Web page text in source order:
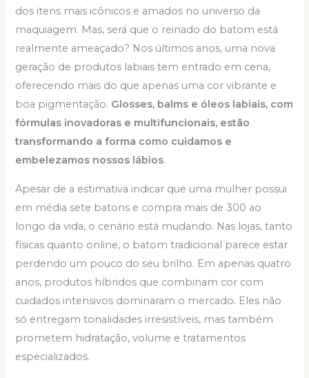
dos itens mais icônicos e amados no universo da
maquiagem. Mas, será que o reinado do batom está
realmente ameaçado? Nos últimos anos, uma nova
geração de produtos labiais tem entrado em cena,
oferecendo mais do que apenas uma cor vibrante e
boa pigmentação. Glosses, balms e óleos labiais, com
fórmulas inovadoras e multifuncionais, estão
transformando a forma como cuidamos e
embelezamos nossos lábios.
Apesar de a estimativa indicar que uma mulher possui
em média sete batons e compra mais de 300 ao
longo da vida, o cenário está mudando. Nas lojas, tanto
físicas quanto online, o batom tradicional parece estar
perdendo um pouco do seu brilho. Em apenas quatro
anos, produtos híbridos que combinam cor com
cuidados intensivos dominaram o mercado. Eles não
só entregam tonalidades irresistíveis, mas também
prometem hidratação, volume e tratamentos
especializados.